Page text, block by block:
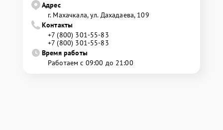
Адрес
г. Махачкала, ул. Дахадаева, 109
Контакты
+7 (800) 301-55-83
+7 (800) 301-55-83
Время работы
Работаем с 09:00 до 21:00